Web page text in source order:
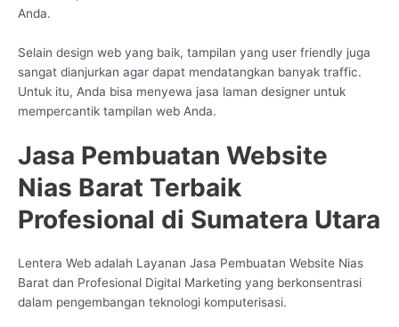
Anda.
Selain design web yang baik, tampilan yang user friendly juga
sangat dianjurkan agar dapat mendatangkan banyak traffic.
Untuk itu, Anda bisa menyewa jasa laman designer untuk
mempercantik tampilan web Anda.
Jasa Pembuatan Website
Nias Barat Terbaik
Profesional di Sumatera Utara
Lentera Web adalah Layanan Jasa Pembuatan Website Nias
Barat dan Profesional Digital Marketing yang berkonsentrasi
dalam pengembangan teknologi komputerisasi.